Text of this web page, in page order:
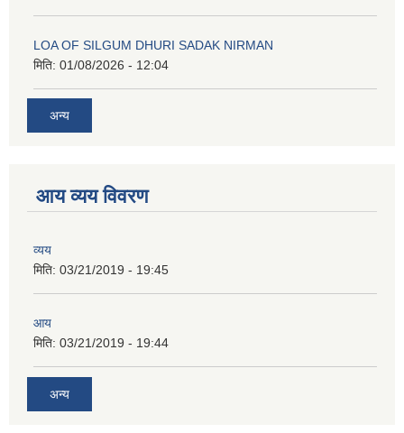
LOA OF SILGUM DHURI SADAK NIRMAN
मिति: 01/08/2026 - 12:04
अन्य
आय व्यय विवरण
व्यय
मिति: 03/21/2019 - 19:45
आय
मिति: 03/21/2019 - 19:44
अन्य